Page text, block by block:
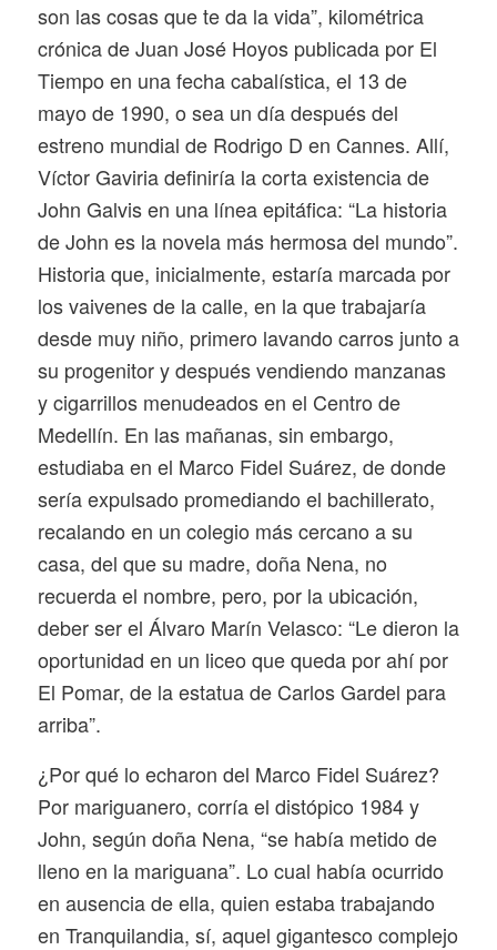
son las cosas que te da la vida”, kilométrica
crónica de Juan José Hoyos publicada por El
Tiempo en una fecha cabalística, el 13 de
mayo de 1990, o sea un día después del
estreno mundial de Rodrigo D en Cannes. Allí,
Víctor Gaviria definiría la corta existencia de
John Galvis en una línea epitáfica: “La historia
de John es la novela más hermosa del mundo”.
Historia que, inicialmente, estaría marcada por
los vaivenes de la calle, en la que trabajaría
desde muy niño, primero lavando carros junto a
su progenitor y después vendiendo manzanas
y cigarrillos menudeados en el Centro de
Medellín. En las mañanas, sin embargo,
estudiaba en el Marco Fidel Suárez, de donde
sería expulsado promediando el bachillerato,
recalando en un colegio más cercano a su
casa, del que su madre, doña Nena, no
recuerda el nombre, pero, por la ubicación,
deber ser el Álvaro Marín Velasco: “Le dieron la
oportunidad en un liceo que queda por ahí por
El Pomar, de la estatua de Carlos Gardel para
arriba”.
¿Por qué lo echaron del Marco Fidel Suárez?
Por mariguanero, corría el distópico 1984 y
John, según doña Nena, “se había metido de
lleno en la mariguana”. Lo cual había ocurrido
en ausencia de ella, quien estaba trabajando
en Tranquilandia, sí, aquel gigantesco complejo